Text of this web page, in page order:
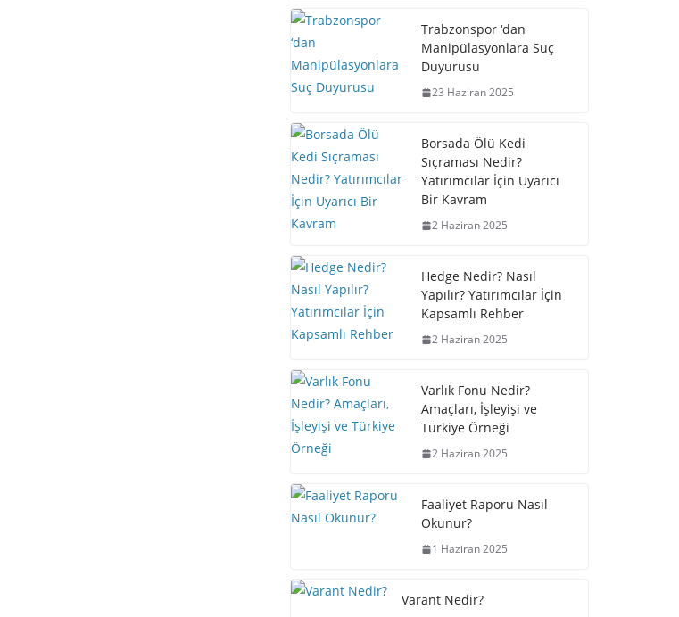
Trabzonspor ‘dan
Manipülasyonlara Suç
Duyurusu
23 Haziran 2025
Borsada Ölü Kedi
Sıçraması Nedir?
Yatırımcılar İçin Uyarıcı
Bir Kavram
2 Haziran 2025
Hedge Nedir? Nasıl
Yapılır? Yatırımcılar İçin
Kapsamlı Rehber
2 Haziran 2025
Varlık Fonu Nedir?
Amaçları, İşleyişi ve
Türkiye Örneği
2 Haziran 2025
Faaliyet Raporu Nasıl
Okunur?
1 Haziran 2025
Varant Nedir?